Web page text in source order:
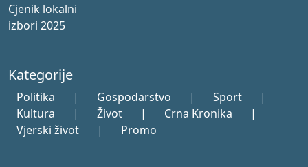
Cjenik lokalni
izbori 2025
Kategorije
Politika | Gospodarstvo | Sport
|
Kultura
| Život | Crna Kronika
|
Vjerski život
| Promo